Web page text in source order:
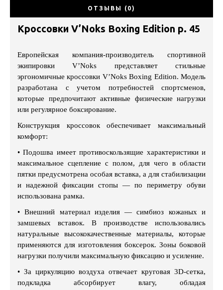
ОТЗЫВЫ (0)
Кроссовки V’Noks Boxing Edition р. 45
Европейская компания-производитель спортивной
экипировки V’Noks представляет стильные
эргономичные кроссовки V’Noks Boxing Edition. Модель
разработана с учетом потребностей спортсменов,
которые предпочитают активные физические нагрузки
или регулярное боксирование.
Конструкция кроссовок обеспечивает максимальный
комфорт:
• Подошва имеет противоскользящие характеристики и
максимальное сцепление с полом, для чего в области
пятки предусмотрена особая вставка, а для стабилизации
и надежной фиксации стопы — по периметру обуви
использована рамка.
• Внешний материал изделия — симбиоз кожаных и
замшевых вставок. В производстве использовались
натуральные высококачественные материалы, которые
применяются для изготовления боксерок. Зоны боковой
нагрузки получили максимальную фиксацию и усиление.
• За циркуляцию воздуха отвечает круговая 3D-сетка,
подкладка абсорбирует влагу, обладая